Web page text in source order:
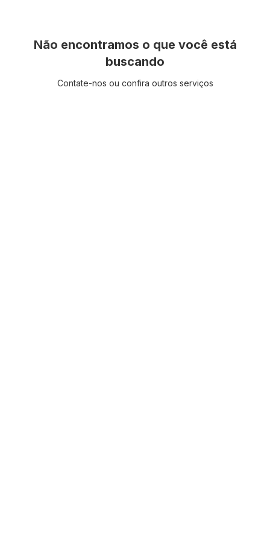
Não encontramos o que você está
buscando
Contate-nos ou confira outros serviços